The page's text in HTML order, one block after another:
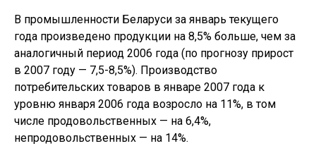
В промышленности Беларуси за январь текущего
года произведено продукции на 8,5% больше, чем за
аналогичный период 2006 года (по прогнозу прирост
в 2007 году — 7,5-8,5%). Производство
потребительских товаров в январе 2007 года к
уровню января 2006 года возросло на 11%, в том
числе продовольственных — на 6,4%,
непродовольственных — на 14%.